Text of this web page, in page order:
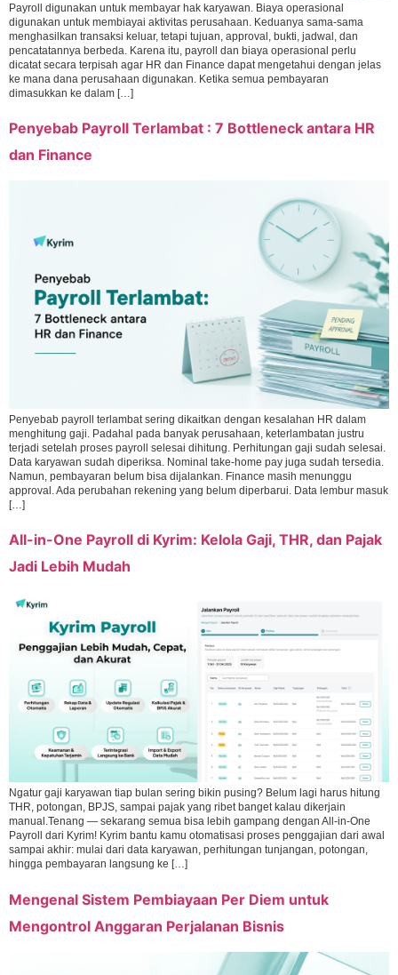
Payroll digunakan untuk membayar hak karyawan. Biaya operasional
digunakan untuk membiayai aktivitas perusahaan. Keduanya sama-sama
menghasilkan transaksi keluar, tetapi tujuan, approval, bukti, jadwal, dan
pencatatannya berbeda. Karena itu, payroll dan biaya operasional perlu
dicatat secara terpisah agar HR dan Finance dapat mengetahui dengan jelas
ke mana dana perusahaan digunakan. Ketika semua pembayaran
dimasukkan ke dalam […]
Penyebab Payroll Terlambat : 7 Bottleneck antara HR
dan Finance
Penyebab payroll terlambat sering dikaitkan dengan kesalahan HR dalam
menghitung gaji. Padahal pada banyak perusahaan, keterlambatan justru
terjadi setelah proses payroll selesai dihitung. Perhitungan gaji sudah selesai.
Data karyawan sudah diperiksa. Nominal take-home pay juga sudah tersedia.
Namun, pembayaran belum bisa dijalankan. Finance masih menunggu
approval. Ada perubahan rekening yang belum diperbarui. Data lembur masuk
[…]
All-in-One Payroll di Kyrim: Kelola Gaji, THR, dan Pajak
Jadi Lebih Mudah
Ngatur gaji karyawan tiap bulan sering bikin pusing? Belum lagi harus hitung
THR, potongan, BPJS, sampai pajak yang ribet banget kalau dikerjain
manual.Tenang — sekarang semua bisa lebih gampang dengan All-in-One
Payroll dari Kyrim! Kyrim bantu kamu otomatisasi proses penggajian dari awal
sampai akhir: mulai dari data karyawan, perhitungan tunjangan, potongan,
hingga pembayaran langsung ke […]
Mengenal Sistem Pembiayaan Per Diem untuk
Mengontrol Anggaran Perjalanan Bisnis